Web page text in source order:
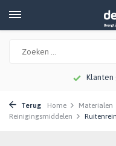
Klanten
Terug Home Materialen
Reinigingsmiddelen